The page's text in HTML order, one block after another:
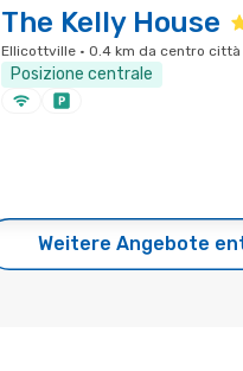
The Kelly House
Ellicottville · 0.4 km da centro città
Posizione centrale
Weitere Angebote